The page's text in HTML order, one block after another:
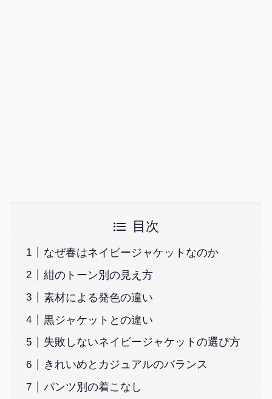
目次
なぜ春はネイビージャケットなのか
紺のトーン別の見え方
素材による発色の違い
黒ジャケットとの違い
失敗しないネイビージャケットの選び方
きれいめとカジュアルのバランス
パンツ別の着こなし